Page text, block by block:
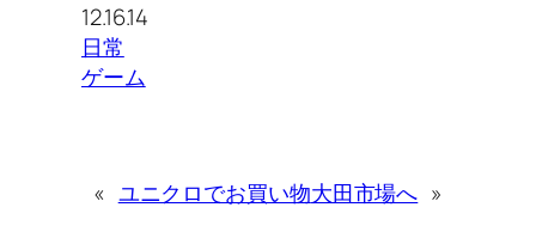
12.16.14
日常
ゲーム
« ユニクロでお買い物大田市場へ »